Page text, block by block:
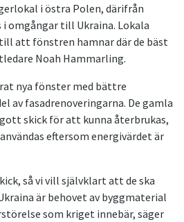
i östra Polen, därifrån
omgångar till Ukraina. Lokala
att fönstren hamnar där de bäst
Noah Hammarling.
nya fönster med bättre
av fasadrenoveringarna. De gamla
skick för att kunna återbrukas,
eftersom energivärdet är
så vi vill självklart att de ska
är behovet av byggmaterial
som kriget innebär, säger